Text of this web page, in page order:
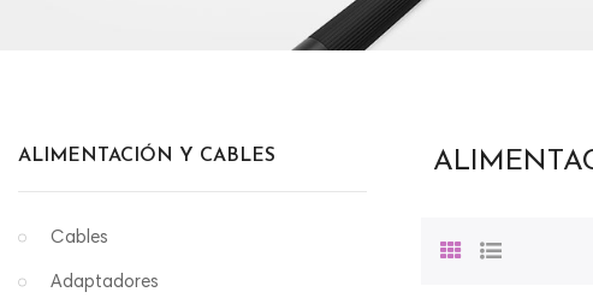
ALIMENTACIÓN Y CABLES
Cables
Adaptadores